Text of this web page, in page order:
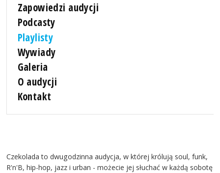
Zapowiedzi audycji
Podcasty
Playlisty
Wywiady
Galeria
O audycji
Kontakt
Czekolada to dwugodzinna audycja, w której królują soul, funk,
R'n'B, hip-hop, jazz i urban - możecie jej słuchać w każdą sobotę